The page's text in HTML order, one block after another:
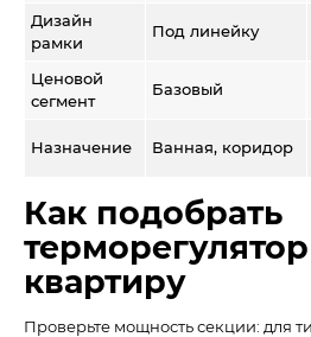
Дизайн
рамки
Под линейку
Ценовой
сегмент
Базовый
Назначение Ванная, коридор
Как подобрать
квартиру
Проверьте мощность секции: для